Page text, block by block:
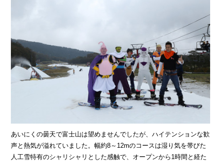
あいにくの曇天で富士山は望めませんでしたが、ハイテンションな歓
声と熱気が溢れていました。幅約8～12mのコースは湿り気を帯びた
人工雪特有のシャリシャリとした感触で、オープンから1時間と経た